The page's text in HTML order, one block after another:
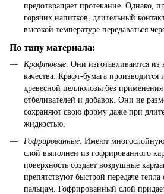
предотвращает протекание. Однако,
горячих напитков, длительный
высокой температуре передаваться
По типу материала:
Крафтовые. Они изготавливаются из
качества. Крафт-бумага
древесной целлюлозы без
отбеливателей и добавок. Они не
сохраняют свою форму даже при
жидкостью.
Гофрированные . Имеют
слой выполнен из гофрированного
поверхность создает воздушные
препятствуют быстрой передаче тепла
пальцам. Гофрированный слой